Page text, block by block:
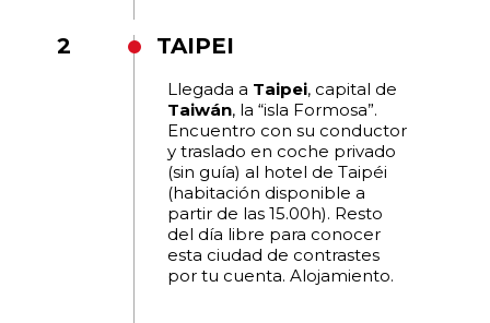
2 TAIPEI
Llegada a Taipei, capital de
Taiwán, la “isla Formosa”.
Encuentro con su conductor
y traslado en coche privado
(sin guía) al hotel de Taipéi
(habitación disponible a
partir de las 15.00h). Resto
del día libre para conocer
esta ciudad de contrastes
por tu cuenta. Alojamiento.